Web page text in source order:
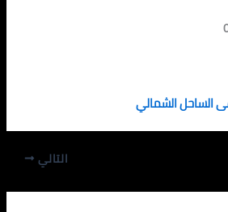
الشمالي
التالي